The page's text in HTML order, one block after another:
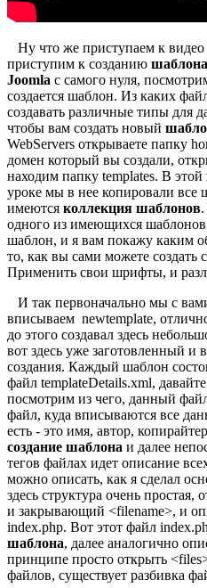
Ну что же приступаем к
приступим к созданию шаблона
Joomla с самого нуля,
создается шаблон. Из каких
создавать различные типы для
чтобы вам создать новый
WebServers открываете папку
домен который вы создали,
находим папку templates. В
уроке мы в нее копировали все
имеются коллекция шаблонов
одного из имеющихся
шаблон, и я вам покажу каким
то, как вы сами можете создать
Применить свои шрифты, и
И так первоначально мы с
вписываем newtemplate,
до этого создавал здесь
вот здесь уже заготовленный и
создания. Каждый шаблон
файл templateDetails.xml,
посмотрим из чего, данный
файл, куда вписываются все
есть - это имя, автор,
создание шаблона и далее
тегов файлах идет описание
можно описать, как я сделал
здесь структура очень
и закрывающий <filename>, и
index.php. Вот этот файл
шаблона, далее аналогично
принципе просто открыть
файлов, существует разбивка